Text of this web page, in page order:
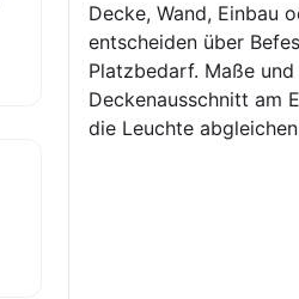
Decke, Wand, Einbau
entscheiden über
Platzbedarf. Maße und
Deckenausschnitt am
die Leuchte